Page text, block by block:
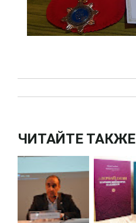
ЧИТАЙТЕ ТАКЖЕ